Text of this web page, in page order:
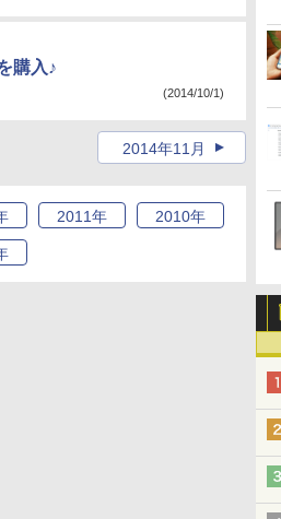
購入♪
(2014/10/1)
2014年11月
2011年 2010年